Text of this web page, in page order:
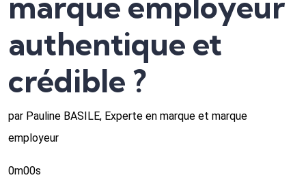
authentique et
crédible ?
par Pauline BASILE, Experte en marque et marque
employeur
0m00s